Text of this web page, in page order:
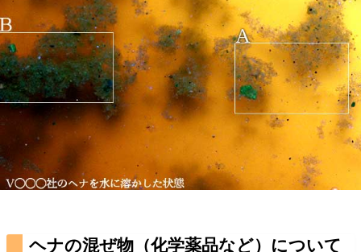
ヘナの混ぜ物（化学薬品など）について